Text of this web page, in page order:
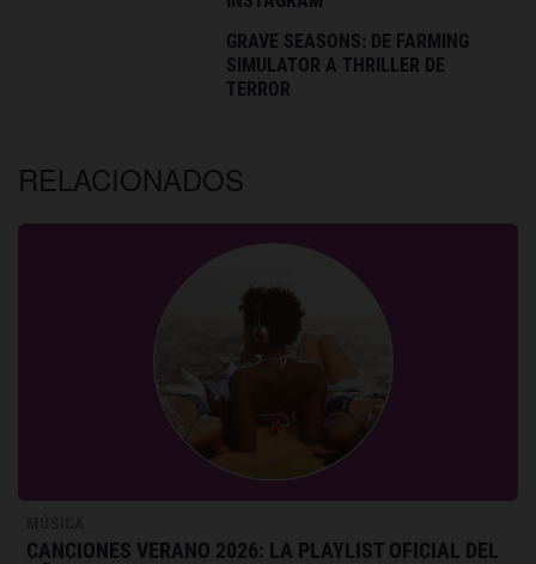
GRAVE SEASONS: DE FARMING
SIMULATOR A THRILLER DE
TERROR
RELACIONADOS
CANCIONES VERANO 2026: LA PLAYLIST OFICIAL DEL